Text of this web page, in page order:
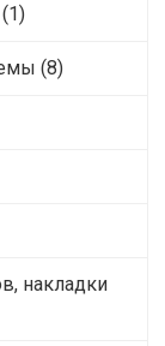
(8)
накладки